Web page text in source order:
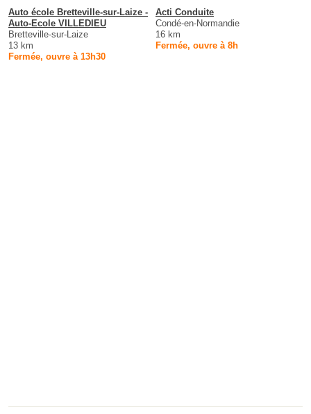
Auto école Bretteville-sur-Laize -
Auto-Ecole VILLEDIEU
Bretteville-sur-Laize
13 km
Fermée, ouvre à 13h30
Acti Conduite
Condé-en-Normandie
16 km
Fermée, ouvre à 8h